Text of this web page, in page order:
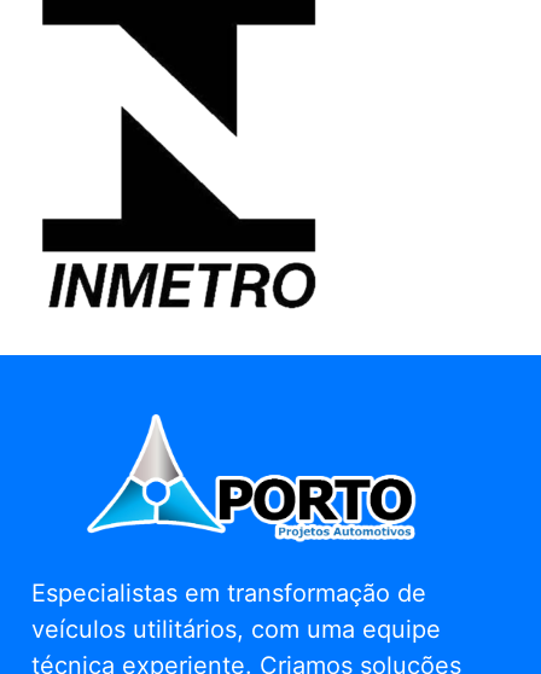
Especialistas em transformação de
veículos utilitários, com uma equipe
técnica experiente. Criamos soluções